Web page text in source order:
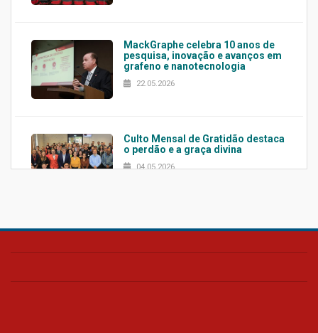
MackGraphe celebra 10 anos de
pesquisa, inovação e avanços em
grafeno e nanotecnologia
22.05.2026
Culto Mensal de Gratidão destaca
o perdão e a graça divina
04.05.2026
Confira como foi o culto mensal